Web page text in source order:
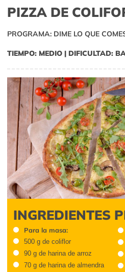
PIZZA DE
PROGRAMA: DIME LO QUE
TIEMPO: MEDIO | DIFICULTAD:
INGREDIENTES
Para la masa:
500 g de coliflor
90 g de harina de arroz
70 g de harina de almendra